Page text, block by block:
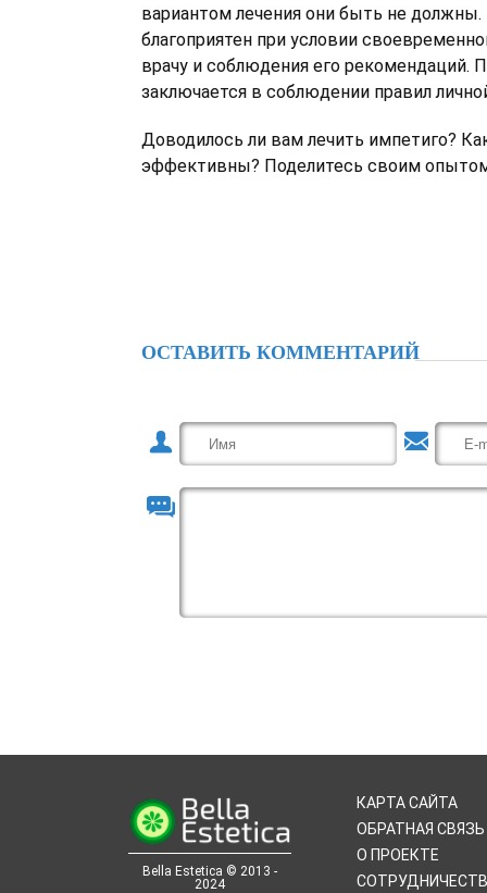
вариантом лечения они быть не должны.
благоприятен при условии
врачу и соблюдения его рекомендаций.
заключается в соблюдении правил
Доводилось ли вам лечить импетиго?
эффективны? Поделитесь своим
ОСТАВИТЬ КОММЕНТАРИЙ
Bella Estetica © 2013 -
2024
КАРТА САЙТА
ОБРАТНАЯ СВЯЗЬ
О ПРОЕКТЕ